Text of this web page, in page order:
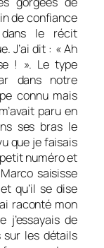
de confiance
le récit
J’ai dit : « Ah
! ». Le type
dans notre
connu mais
paru en
ses bras le
que je faisais
numéro et
saisisse
qu’il se dise
raconté mon
j’essayais de
sur les détails